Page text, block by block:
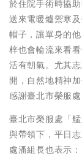
於住院手術時協
送來電暖爐禦寒
帽子，讓單身的
梓也會輪流來看
活有朝氣。尤其
開，自然地精神
感謝臺北市榮服
臺北市榮服處「
與帶領下，平日
處潘組長也表示